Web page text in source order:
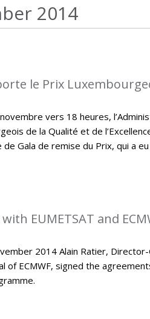
2014
le Prix
vers 18 heures,
de la Qualité et de
Gala de remise du Prix, qui a
EUMETSAT and
2014 Alain Ratier,
of ECMWF, signed the